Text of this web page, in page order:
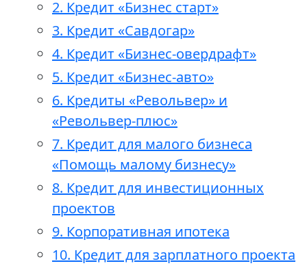
2. Кредит «Бизнес старт»
3. Кредит «Савдогар»
4. Кредит «Бизнес-овердрафт»
5. Кредит «Бизнес-авто»
6. Кредиты «Револьвер» и
«Револьвер-плюс»
7. Кредит для малого бизнеса
«Помощь малому бизнесу»
8. Кредит для инвестиционных
проектов
9. Корпоративная ипотека
10. Кредит для зарплатного проекта